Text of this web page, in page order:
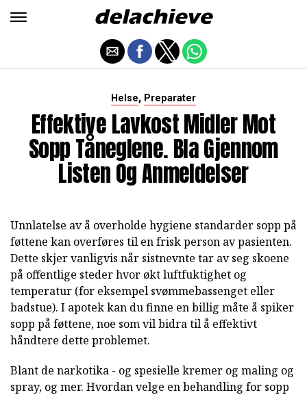
Helse, Preparater
Effektive Lavkost Midler Mot
Sopp Tåneglene. Bla Gjennom
Listen Og Anmeldelser
Unnlatelse av å overholde hygiene standarder sopp på
føttene kan overføres til en frisk person av pasienten.
Dette skjer vanligvis når sistnevnte tar av seg skoene
på offentlige steder hvor økt luftfuktighet og
temperatur (for eksempel svømmebassenget eller
badstue). I apotek kan du finne en billig måte å spiker
sopp på føttene, noe som vil bidra til å effektivt
håndtere dette problemet.
Blant de narkotika - og spesielle kremer og maling og
spray, og mer. Hvordan velge en behandling for sopp